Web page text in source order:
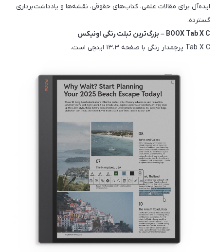
ایده‌آل برای مقالات علمی، کتاب‌های حقوقی، نقشه‌ها و یادداشت‌برداری
گسترده.
BOOX Tab X C – بزرگ‌ترین تبلت رنگی اونیکس
Tab X C پرچمدار رنگی با صفحه ۱۳.۳ اینچی است.